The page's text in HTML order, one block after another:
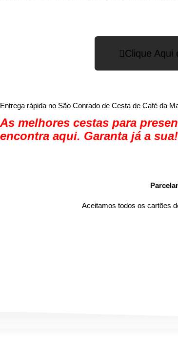
Clique Aqui
Entrega rápida no São Conrado de Cesta de Café da
As melhores cestas para
encontra aqui. Garanta já a
Aceitamos todos os cartões